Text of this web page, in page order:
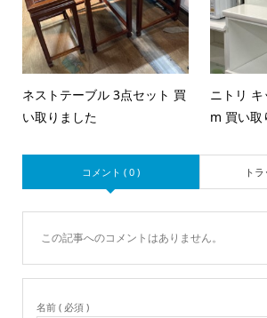
ネストテーブル 3点セット 買
い取りました
ニトリ
m 買い取
コメント ( 0 ) ト
この記事へのコメントはありません。
名前 ( 必須 )